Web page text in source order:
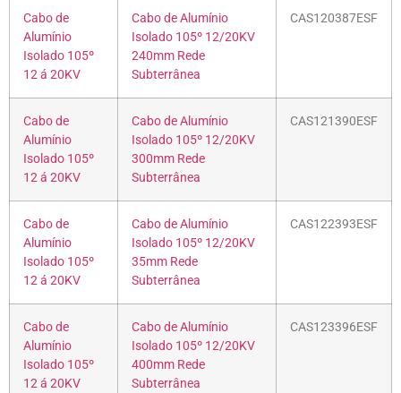
Cabo de
Alumínio
Isolado 105º
12 á 20KV
Cabo de Alumínio
Isolado 105º 12/20KV
240mm Rede
Subterrânea
CAS120387ESF
Cabo de
Alumínio
Isolado 105º
12 á 20KV
Cabo de Alumínio
Isolado 105º 12/20KV
300mm Rede
Subterrânea
CAS121390ESF
Cabo de
Alumínio
Isolado 105º
12 á 20KV
Cabo de Alumínio
Isolado 105º 12/20KV
35mm Rede
Subterrânea
CAS122393ESF
Cabo de
Alumínio
Isolado 105º
12 á 20KV
Cabo de Alumínio
Isolado 105º 12/20KV
400mm Rede
Subterrânea
CAS123396ESF